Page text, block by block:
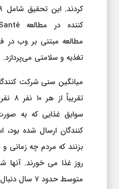
مطالعه مبتنی بر وب در
تغذیه و سلامتی می‌پردازد.
سوابق غذایی که به
کنندگان ارسال شده بود،
بزنند که مردم چه زمانی
روز غذا می خورند. آنها
متوسط حدود ۷ سال دنبال کردند.